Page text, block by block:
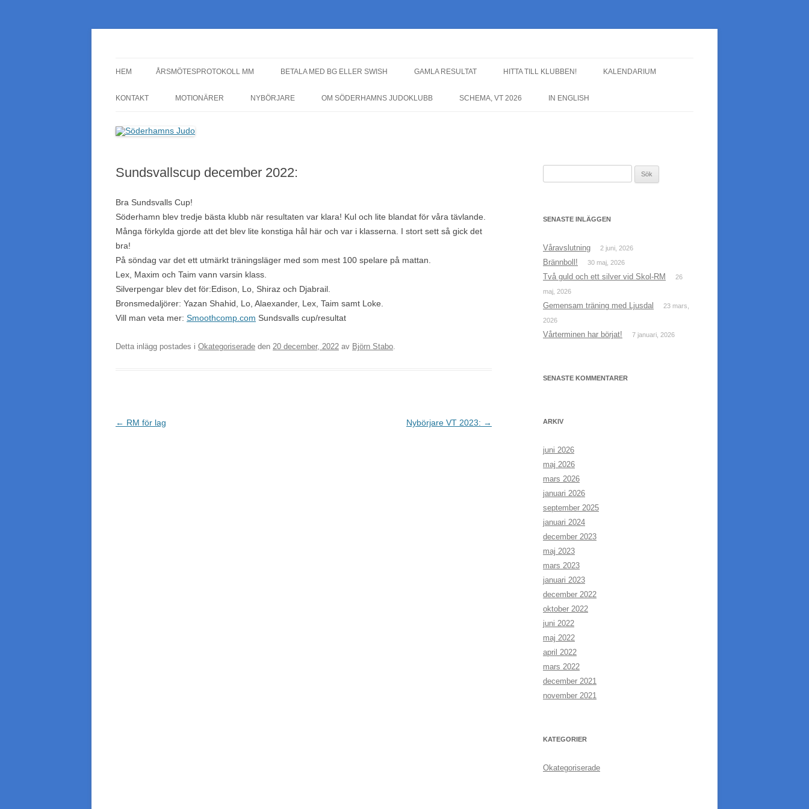
HEM ÅRSMÖTESPROTOKOLL MM BETALA MED BG ELLER SWISH GAMLA RESULTAT HITTA TILL KLUBBEN! KALENDARIUM
KONTAKT MOTIONÄRER NYBÖRJARE OM SÖDERHAMNS JUDOKLUBB SCHEMA, VT 2026 IN ENGLISH
Sundsvallscup december 2022:
Bra Sundsvalls Cup!
Söderhamn blev tredje bästa klubb när resultaten var klara! Kul och lite blandat för våra tävlande.
Många förkylda gjorde att det blev lite konstiga hål här och var i klasserna. I stort sett så gick det
bra!
På söndag var det ett utmärkt träningsläger med som mest 100 spelare på mattan.
Lex, Maxim och Taim vann varsin klass.
Silverpengar blev det för:Edison, Lo, Shiraz och Djabrail.
Bronsmedaljörer: Yazan Shahid, Lo, Alaexander, Lex, Taim samt Loke.
Vill man veta mer: Smoothcomp.com Sundsvalls cup/resultat
Detta inlägg postades i Okategoriserade den 20 december, 2022 av Björn Stabo.
Inläggsnavigering
← RM för lag Nybörjare VT 2023: →
SENASTE INLÄGGEN
Våravslutning 2 juni, 2026
Brännboll! 30 maj, 2026
Två guld och ett silver vid Skol-RM
26
maj, 2026
Gemensam träning med Ljusdal
23 mars,
2026
Vårterminen har börjat! 7 januari, 2026
SENASTE KOMMENTARER
ARKIV
juni 2026
maj 2026
mars 2026
januari 2026
september 2025
januari 2024
december 2023
maj 2023
mars 2023
januari 2023
december 2022
oktober 2022
juni 2022
maj 2022
april 2022
mars 2022
december 2021
november 2021
KATEGORIER
Okategoriserade